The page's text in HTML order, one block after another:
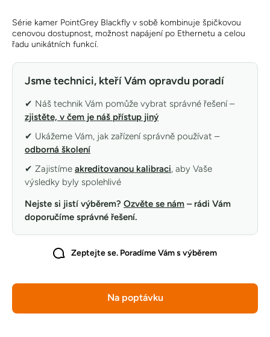
Série kamer PointGrey Blackfly v sobě kombinuje špičkovou
cenovou dostupnost, možnost napájení po Ethernetu a celou
řadu unikátních funkcí.
Jsme technici, kteří Vám opravdu poradí
✔ Náš technik Vám pomůže vybrat správné řešení –
zjistěte, v čem je náš přístup jiný
✔ Ukážeme Vám, jak zařízení správně používat –
odborná školení
✔ Zajistíme akreditovanou kalibraci, aby Vaše
výsledky byly spolehlivé
Nejste si jistí výběrem? Ozvěte se nám – rádi Vám
doporučíme správné řešení.
Zeptejte se. Poradíme Vám s výběrem
Na poptávku